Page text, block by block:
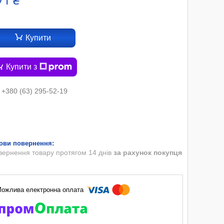
Купити
Купити з
+380 (63) 295-52-19
товару протягом 14 днів за рахунок покупця